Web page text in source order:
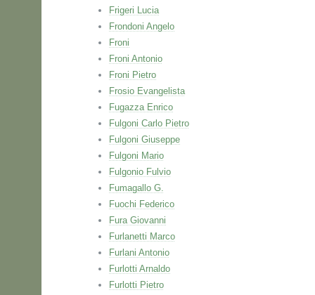
Frigeri Lucia
Frondoni Angelo
Froni
Froni Antonio
Froni Pietro
Frosio Evangelista
Fugazza Enrico
Fulgoni Carlo Pietro
Fulgoni Giuseppe
Fulgoni Mario
Fulgonio Fulvio
Fumagallo G.
Fuochi Federico
Fura Giovanni
Furlanetti Marco
Furlani Antonio
Furlotti Arnaldo
Furlotti Pietro